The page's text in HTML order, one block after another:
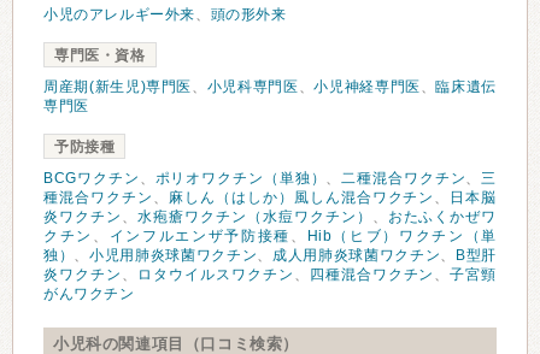
小児のアレルギー外来、 頭の形外来
専門医・資格
周産期(新生児)専門医 、 小児科専門医 、小児神経専門医 、臨床遺伝
専門医
予防接種
BCGワクチン 、 ポリオワクチン（単独） 、二種混合ワクチン、三
種混合ワクチン 、 麻しん（はしか）風しん混合ワクチン 、
日本脳
炎ワクチン 、 水疱瘡ワクチン（水痘ワクチン） 、
おたふくかぜワ
クチン 、 インフルエンザ予防接種 、
Hib（ヒブ）ワクチン（単
独） 、小児用肺炎球菌ワクチン、 成人用肺炎球菌ワクチン、
B型肝
炎ワクチン 、 ロタウイルスワクチン 、 四種混合ワクチン 、子宮頸
がんワクチン
小児科の関連項目（口コミ検索）